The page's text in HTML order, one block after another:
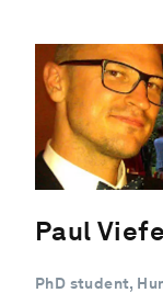
Paul
PhD student,